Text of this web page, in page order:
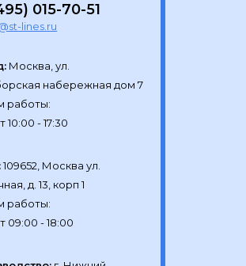
015-70-51
lines.ru
Москва, ул.
набережная дом 7
работы:
109652, Москва ул.
д. 13, корп 1
работы: